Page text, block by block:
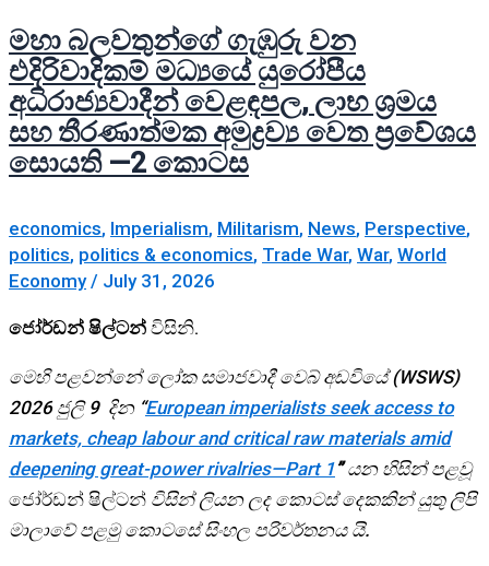
මහා බලවතුන්ගේ ගැඹුරු වන
එදිරිවාදිකම් මධ්‍යයේ යුරෝපීය
අධිරාජ්‍යවාදීන් වෙළඳපල, ලාභ ශ්‍රමය
සහ තීරණාත්මක අමුද්‍රව්‍ය වෙත ප්‍රවේශය
සොයති —2 කොටස
economics, Imperialism, Militarism, News, Perspective,
politics, politics & economics, Trade War, War, World
Economy/ July 31, 2026
ජෝර්ඩන් ෂිල්ටන් විසිනි.
මෙහි පළවන්නේ ලෝක සමාජවාදී වෙබ් අඩවියේ (WSWS)
2026 ජුලි 9 දින “European imperialists seek access to
markets, cheap labour and critical raw materials amid
deepening great-power rivalries—Part 1”යන හිසින් පළවූ
ජෝර්ඩන් ෂිල්ටන් විසින් ලියන ලද කොටස් දෙකකින් යුතු ලිපි
මාලාවේ පළමු කොටසේ සිංහල පරිවර්තනය යි.